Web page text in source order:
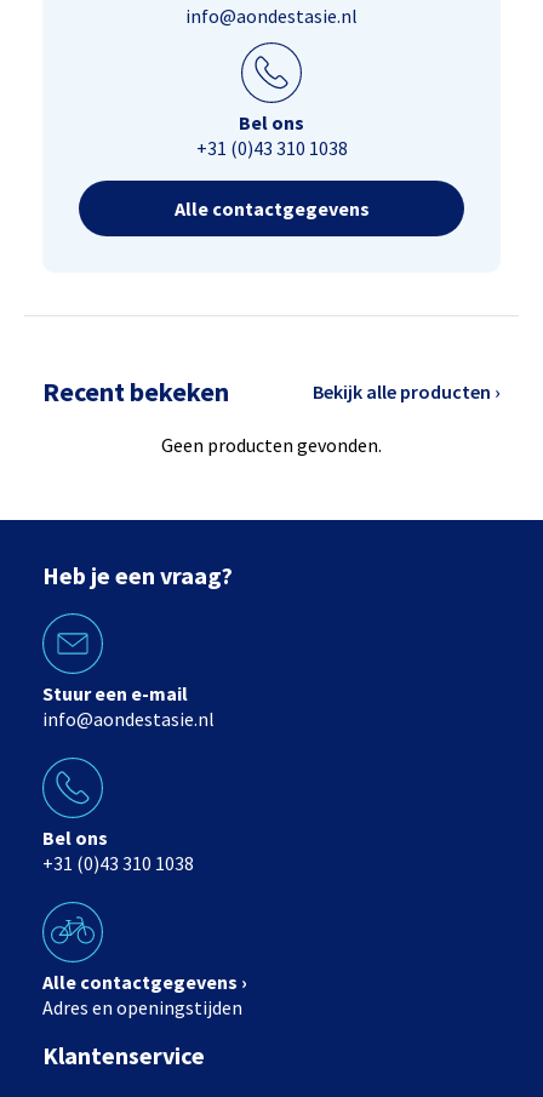
info@aondestasie.nl
Bel ons
+31 (0)43 310 1038
Alle contactgegevens
Recent bekeken Bekijk alle producten ›
Geen producten gevonden.
Heb je een vraag?
Stuur een e-mail
info@aondestasie.nl
Bel ons
+31 (0)43 310 1038
Alle contactgegevens ›
Adres en openingstijden
Klantenservice